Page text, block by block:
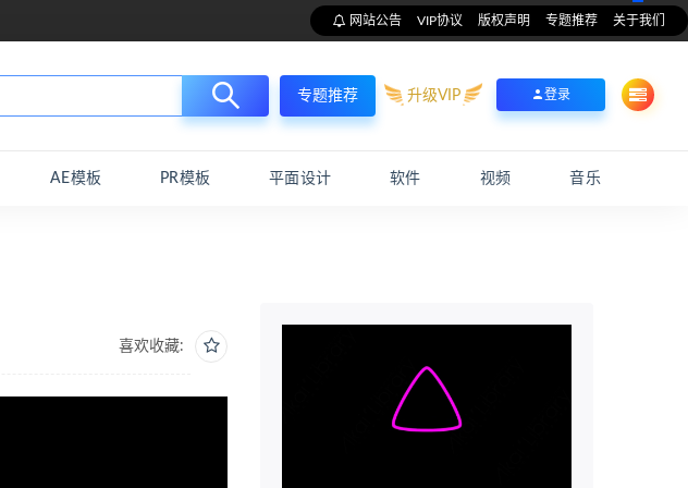
网站公告 VIP协议 版权声明 专题推荐 关于我们
专题推荐 升级VIP 登录
AE模板 PR模板 平面设计 软件 视频 音乐
喜欢收藏: